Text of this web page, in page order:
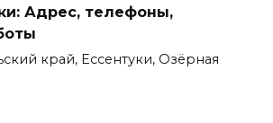
Адрес, телефоны,
край, Ессентуки, Озёрная